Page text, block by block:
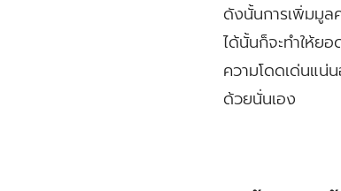
ดังนั้นการเพิ่มมูล
ได้นั้นก็จะทำให้ย
ความโดดเด่นแน่
ด้วยนั่นเอง